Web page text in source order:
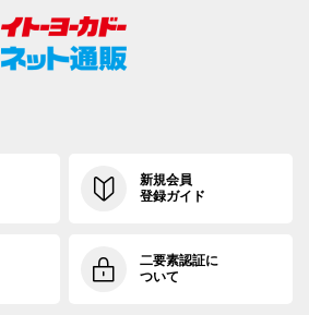
新規会員
登録ガイド
二要素認証に
ついて